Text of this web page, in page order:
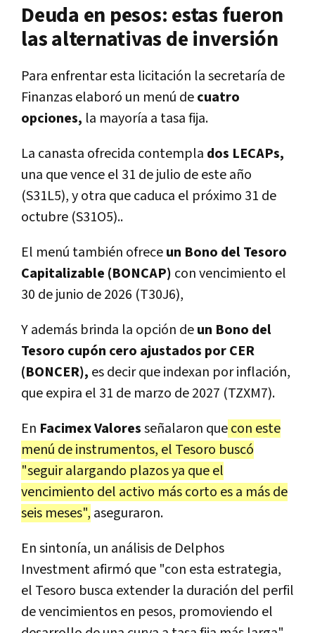
Deuda en pesos: estas fueron
las alternativas de inversión
Para enfrentar esta licitación la secretaría de
Finanzas elaboró un menú decuatro
opciones, la mayoría a tasa fija.
La canasta ofrecida contempla dos LECAPs,
una que vence el 31 de julio de este año
(S31L5), y otra que caduca el próximo 31 de
octubre (S31O5)..
El menú también ofreceun Bono del Tesoro
Capitalizable (BONCAP) con vencimiento el
30 de junio de 2026 (T30J6),
Y además brinda la opción deun Bono del
Tesoro cupón cero ajustados por CER
(BONCER), es decir que indexan por inflación,
que expira el 31 de marzo de 2027 (TZXM7).
En Facimex Valoresseñalaron quecon este
menú de instrumentos, el Tesoro buscó
"seguir alargando plazos ya que el
vencimiento del activo más corto es a más de
seis meses", aseguraron.
En sintonía, un análisis de Delphos
Investment afirmó que "con esta estrategia,
el Tesoro busca extender la duración del perfil
de vencimientos en pesos, promoviendo el